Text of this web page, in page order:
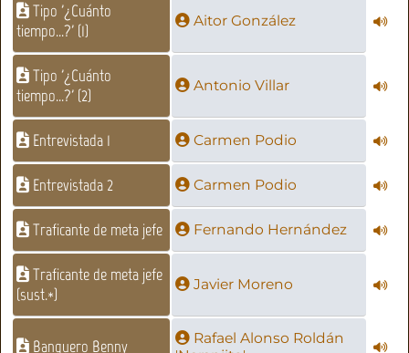
Tipo '¿Cuánto
tiempo...?' (1)
Aitor González
Tipo '¿Cuánto
tiempo...?' (2)
Antonio Villar
Entrevistada 1 Carmen Podio
Entrevistada 2 Carmen Podio
Traficante de meta jefe Fernando Hernández
Traficante de meta jefe
(sust.*)
Javier Moreno
Banquero Benny
Rafael Alonso Roldán